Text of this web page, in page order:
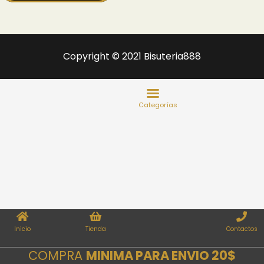
Copyright © 2021 Bisuteria888
Inicio Tienda Contactos
COMPRA MINIMA PARA ENVIO 20$